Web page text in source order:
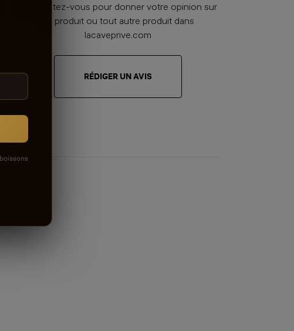
Connectez-vous pour donner votre opinion sur
ce produit ou tout autre produit dans
lacaveprive.com
RÉDIGER UN AVIS